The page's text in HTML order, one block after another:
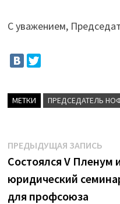
С уважением,
МЕТКИ ПРЕДСЕДАТЕЛЬ
Навигация
по
записям
ПРЕДЫДУЩАЯ ЗАПИСЬ
Состоялся V Пленум
юридический
для профсоюза